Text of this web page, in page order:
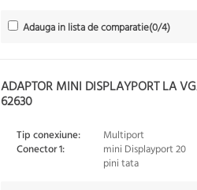
Adauga in lista de comparatie(0/4)
ADAPTOR MINI DISPLAYPORT LA
62630
Tip conexiune:
Multiport
Conector 1:
mini Displayport 20
pini tata